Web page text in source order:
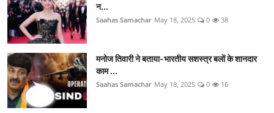
न...
Saahas Samachar May 18, 2025 0 38
मनोज तिवारी ने बताया-भारतीय सशस्त्र बलों के शानदार
काम ...
Saahas Samachar May 18, 2025 0 16